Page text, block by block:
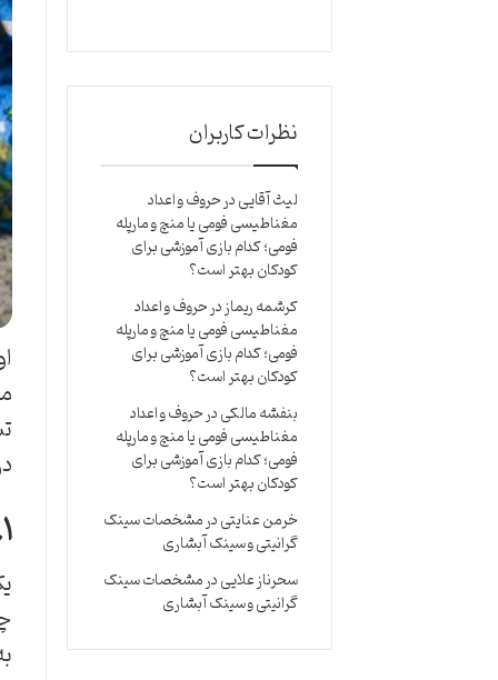
۱. عدم تماس چشمی
نظرات کاربران
لیث آقاییدرحروف و اعداد
مغناطیسی فومی یا منچ و مارپله
فومی؛ کدام بازی آموزشی برای
کودکان بهتر است؟
کرشمه ریمازدرحروف و اعداد
مغناطیسی فومی یا منچ و مارپله
فومی؛ کدام بازی آموزشی برای
کودکان بهتر است؟
بنفشه مالکیدرحروف و اعداد
مغناطیسی فومی یا منچ و مارپله
فومی؛ کدام بازی آموزشی برای
کودکان بهتر است؟
خرمن عنایتیدرمشخصات سینک
گرانیتی و سینک آبشاری
سحرناز علاییدرمشخصات سینک
گرانیتی و سینک آبشاری